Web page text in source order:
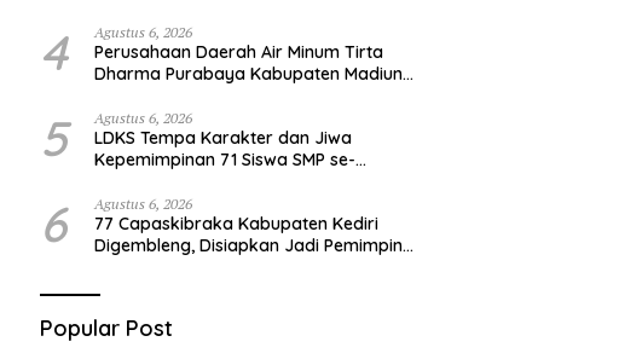
4 Agustus 6, 2026
Perusahaan Daerah Air Minum Tirta
Dharma Purabaya Kabupaten Madiun
HUT Kemerdekaan RI Ke – 81
5 Agustus 6, 2026
LDKS Tempa Karakter dan Jiwa
Kepemimpinan 71 Siswa SMP se-
Pemimpin Generasi Emas
6 Agustus 6, 2026
77 Capaskibraka Kabupaten Kediri
Digembleng, Disiapkan Jadi Pemimpin
Popular Post